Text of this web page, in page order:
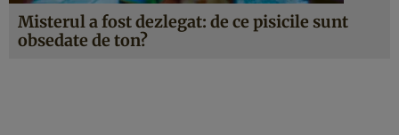
Misterul a fost dezlegat: de ce pisicile sunt
obsedate de ton?